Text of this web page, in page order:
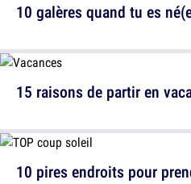
10 galères quand tu es
10 pires endroits pour
15 raisons de partir en